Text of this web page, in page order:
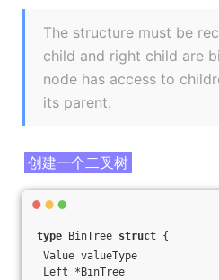
The structure must be
child and right child are
node has access to
its parent.
创建一个二叉树
type BinTree struct {
Value valueType
Left *BinTree